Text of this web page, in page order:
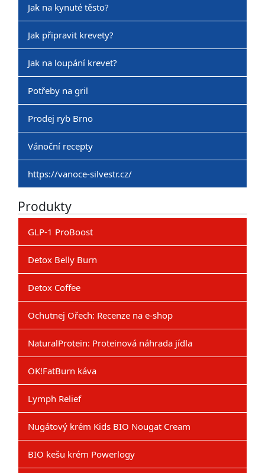
Jak na kynuté těsto?
Jak připravit krevety?
Jak na loupání krevet?
Potřeby na gril
Prodej ryb Brno
Vánoční recepty
https://vanoce-silvestr.cz/
Produkty
GLP-1 ProBoost
Detox Belly Burn
Detox Coffee
Ochutnej Ořech: Recenze na e-shop
NaturalProtein: Proteinová náhrada jídla
OK!FatBurn káva
Lymph Relief
Nugátový krém Kids BIO Nougat Cream
BIO kešu krém Powerlogy